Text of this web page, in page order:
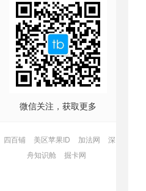
微信关注，获取更多
四百铺 美区苹果ID 加法网
深
舟知识舱
掘卡网